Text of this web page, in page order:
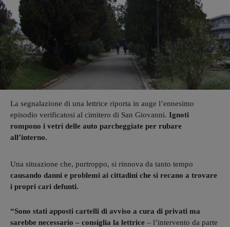
La segnalazione di una lettrice riporta in auge l’ennesimo
episodio verificatosi al cimitero di San Giovanni. Ignoti
rompono i vetri delle auto parcheggiate per rubare
all’interno.
Una situazione che, purtroppo, si rinnova da tanto tempo
causando danni e problemi ai cittadini che si recano a trovare
i propri cari defunti.
“Sono stati apposti cartelli di avviso a cura di privati ma
sarebbe necessario – consiglia la lettrice – l’intervento da parte